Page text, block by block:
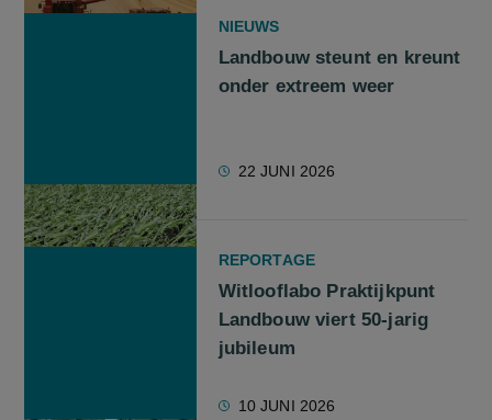
NIEUWS
Landbouw steunt en kreunt
onder extreem weer
22 JUNI 2026
REPORTAGE
Witlooflabo Praktijkpunt
Landbouw viert 50-jarig
jubileum
10 JUNI 2026